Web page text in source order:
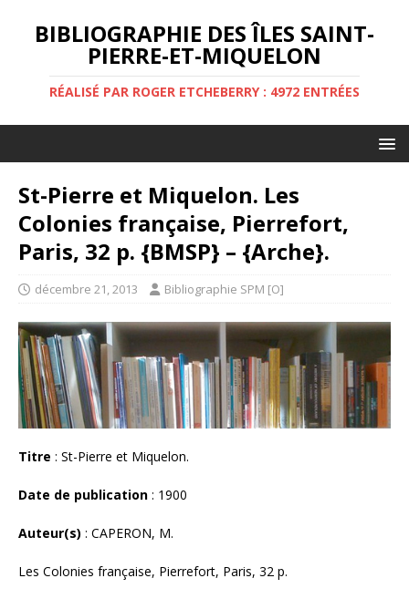
BIBLIOGRAPHIE DES ÎLES SAINT-
PIERRE-ET-MIQUELON
RÉALISÉ PAR ROGER ETCHEBERRY : 4972 ENTRÉES
St-Pierre et Miquelon. Les
Colonies française, Pierrefort,
Paris, 32 p. {BMSP} – {Arche}.
décembre 21, 2013 Bibliographie SPM [O]
Titre : St-Pierre et Miquelon.
Date de publication : 1900
Auteur(s) : CAPERON, M.
Les Colonies française, Pierrefort, Paris, 32 p.